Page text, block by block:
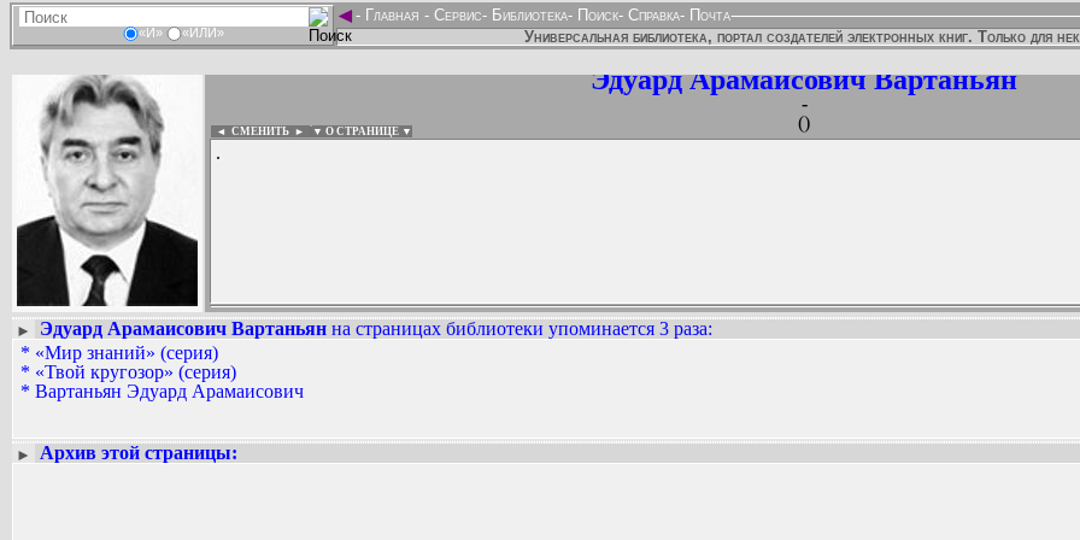
«И» «ИЛИ»
◄- Главная - Сервис- Библиотека- Поиск- Справка- Почта
Универсальная библиотека, портал создателей электронных книг. Только для
Эдуард Арамаисович Вартаньян
-
()
◄ СМЕНИТЬ ► ▼ О СТРАНИЦЕ ▼
.
Вадим Ершов...
...
СПИСОК НЕКОТОРЫХ ОЦИФРОВАННЫХ ИЗДАНИЙ:
► Эдуард Арамаисович Вартаньян на страницах библиотеки упоминается 3 раза:
* «Мир знаний» (серия)
* «Твой кругозор» (серия)
* Вартаньян Эдуард Арамаисович
► Архив этой страницы: